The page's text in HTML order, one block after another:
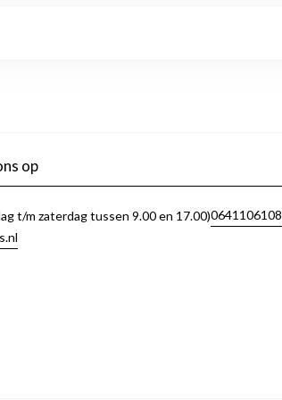
op
t/m zaterdag tussen 9.00 en 17.00)0641106108